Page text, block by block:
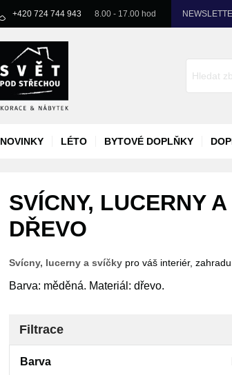
+420 724 744 943 8.00 - 17.00 hod
NOVINKY LÉTO BYTOVÉ DOPLŇKY
SVÍCNY, LUCERNY
DŘEVO
Svícny, lucerny a svíčky pro váš interiér,
Barva: měděná. Materiál: dřevo.
Filtrace
Barva